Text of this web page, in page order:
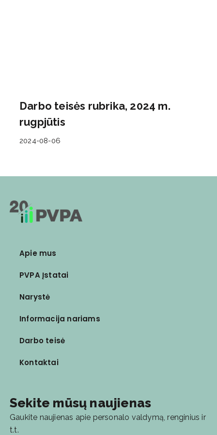
Darbo teisės rubrika, 2024 m.
rugpjūtis
2024-08-06
Apie mus
PVPA Įstatai
Narystė
Informacija nariams
Darbo teisė
Kontaktai
Sekite mūsų naujienas
Gaukite naujienas apie personalo valdymą, renginius ir
t.t.